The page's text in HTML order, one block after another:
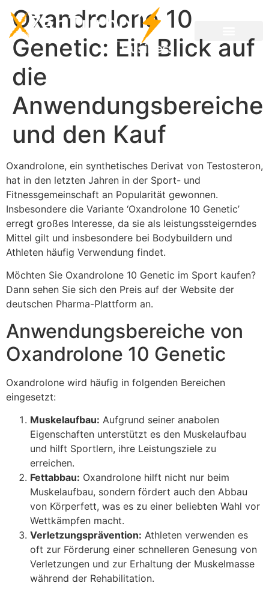
Oxandrolone 10
Genetic: Ein Blick auf
die
Anwendungsbereiche
und den Kauf
Oxandrolone, ein synthetisches Derivat von Testosteron,
hat in den letzten Jahren in der Sport- und
Fitnessgemeinschaft an Popularität gewonnen.
Insbesondere die Variante ‘Oxandrolone 10 Genetic’
erregt großes Interesse, da sie als leistungssteigerndes
Mittel gilt und insbesondere bei Bodybuildern und
Athleten häufig Verwendung findet.
Möchten Sie Oxandrolone 10 Genetic im Sport kaufen?
Dann sehen Sie sich den Preis auf der Website der
deutschen Pharma-Plattform an.
Anwendungsbereiche von
Oxandrolone 10 Genetic
Oxandrolone wird häufig in folgenden Bereichen
eingesetzt:
Muskelaufbau: Aufgrund seiner anabolen
Eigenschaften unterstützt es den Muskelaufbau
und hilft Sportlern, ihre Leistungsziele zu
erreichen.
Fettabbau: Oxandrolone hilft nicht nur beim
Muskelaufbau, sondern fördert auch den Abbau
von Körperfett, was es zu einer beliebten Wahl vor
Wettkämpfen macht.
Verletzungsprävention: Athleten verwenden es
oft zur Förderung einer schnelleren Genesung von
Verletzungen und zur Erhaltung der Muskelmasse
während der Rehabilitation.